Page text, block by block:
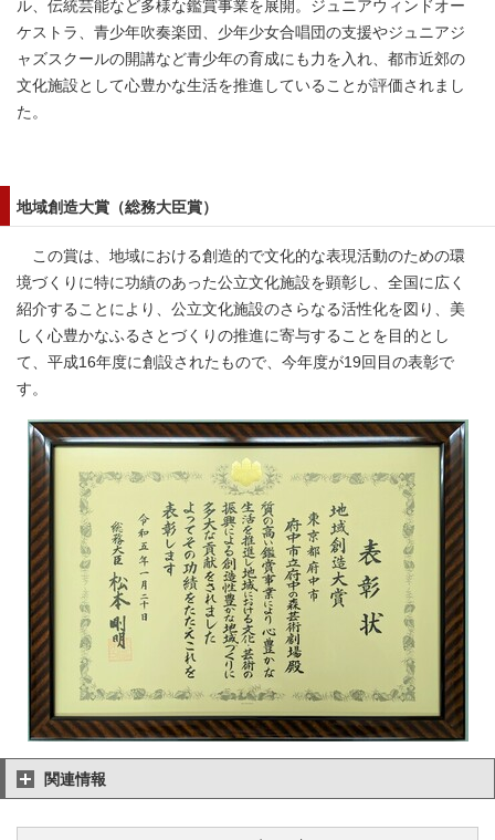
ル、伝統芸能など多様な鑑賞事業を展開。ジュニアウィンドオー
ケストラ、青少年吹奏楽団、少年少女合唱団の支援やジュニアジ
ャズスクールの開講など青少年の育成にも力を入れ、都市近郊の
文化施設として心豊かな生活を推進していることが評価されまし
た。
地域創造大賞（総務大臣賞）
この賞は、地域における創造的で文化的な表現活動のための環
境づくりに特に功績のあった公立文化施設を顕彰し、全国に広く
紹介することにより、公立文化施設のさらなる活性化を図り、美
しく心豊かなふるさとづくりの推進に寄与することを目的とし
て、平成16年度に創設されたもので、今年度が19回目の表彰で
す。
関連情報